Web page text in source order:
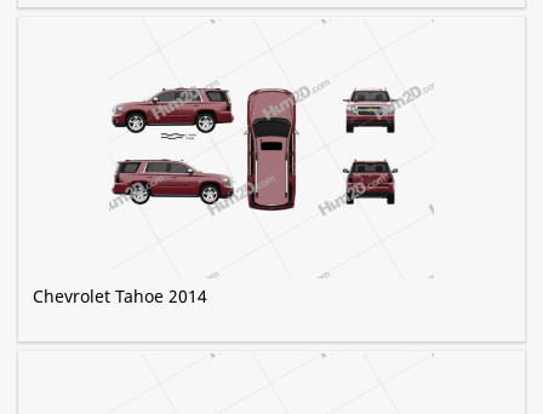
Chevrolet Tahoe 2014